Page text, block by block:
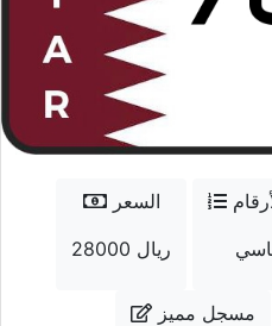
السعر
28000 ريال
مسجل مميز